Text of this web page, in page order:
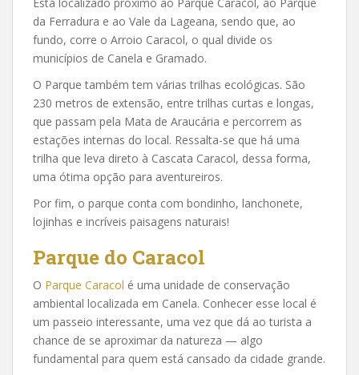
da Ferradura e ao Vale da Lageana, sendo que, ao
fundo, corre o Arroio Caracol, o qual divide os
municípios de Canela e Gramado.
O Parque também tem várias trilhas ecológicas. São
230 metros de extensão, entre trilhas curtas e longas,
que passam pela Mata de Araucária e percorrem as
estações internas do local. Ressalta-se que há uma
trilha que leva direto à Cascata Caracol, dessa forma,
uma ótima opção para aventureiros.
Por fim, o parque conta com bondinho, lanchonete,
lojinhas e incríveis paisagens naturais!
Parque do Caracol
O Parque Caracol é uma unidade de conservação
ambiental localizada em Canela. Conhecer esse local é
um passeio interessante, uma vez que dá ao turista a
chance de se aproximar da natureza — algo
fundamental para quem está cansado da cidade grande.